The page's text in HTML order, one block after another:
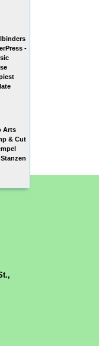
321,43 € / l
-
Arts
& Cut